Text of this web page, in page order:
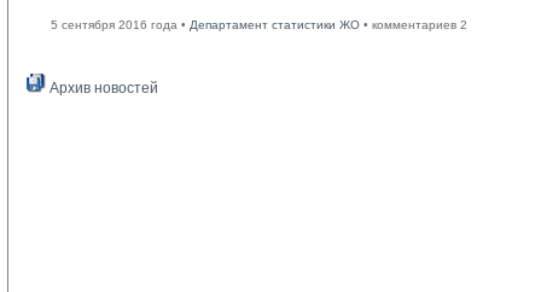
5 сентября 2016 года • Департамент статистики ЖО • комментариев 2
Архив новостей